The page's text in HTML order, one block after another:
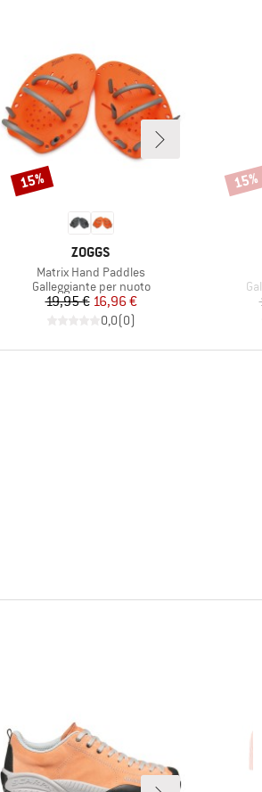
MARCHIO
ZOGGS
Articolo
Matrix Hand Paddles
Gruppo di prodotti
Galleggiante per nuoto
Prezzo
19,95 €Prezzo ridotto
16,96 €
0,0(0)
Sconto
15% 15%